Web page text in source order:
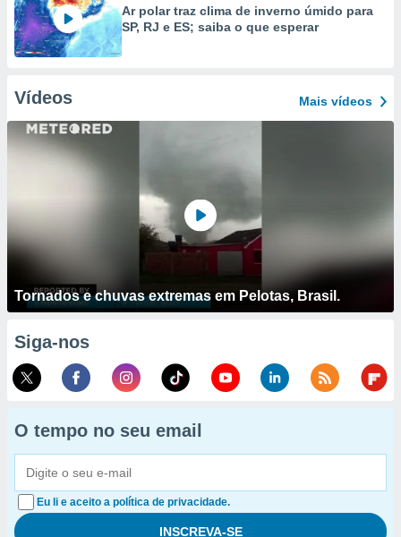
Ar polar traz clima de inverno úmido para
SP, RJ e ES; saiba o que esperar
Vídeos Mais vídeos
Tornados e chuvas extremas em Pelotas, Brasil.
Siga-nos
O tempo no seu email
Eu li e aceito a política de privacidade.